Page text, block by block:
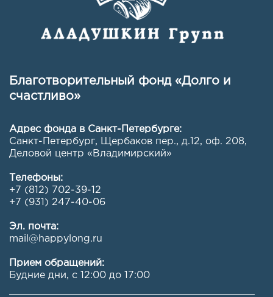
Благотворительный фонд «Долго и
счастливо»
Адрес фонда в Санкт-Петербурге:
Санкт-Петербург, Щербаков пер., д.12, оф. 208,
Деловой центр «Владимирский»
Телефоны:
+7 (812) 702-39-12
+7 (931) 247-40-06
Эл. почта:
mail@happylong.ru
Прием обращений:
Будние дни, с 12:00 до 17:00